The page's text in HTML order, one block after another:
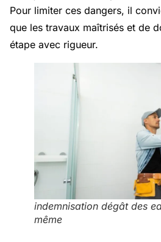
Pour limiter ces dangers, il
que les travaux maîtrisés et de
étape avec rigueur.
indemnisation dégât des
même